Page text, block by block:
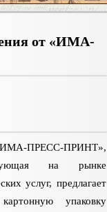
от «ИМА-
ПРЕСС-ПРИНТ»,
на рынке
услуг, предлагает
картонную упаковку